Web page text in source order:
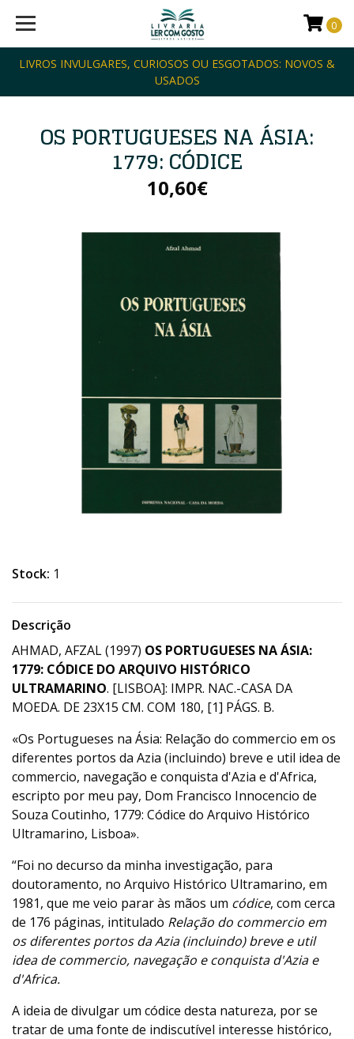
LIVROS INVULGARES, CURIOSOS OU ESGOTADOS: NOVOS &
USADOS
0
OS PORTUGUESES NA ÁSIA:
1779: CÓDICE
10,60€
Stock: 1
Descrição
AHMAD, AFZAL (1997) OS PORTUGUESES NA ÁSIA:
1779: CÓDICE DO ARQUIVO HISTÓRICO
ULTRAMARINO. [LISBOA]: IMPR. NAC.-CASA DA
MOEDA. DE 23X15 CM. COM 180, [1] PÁGS. B.
«Os Portugueses na Ásia: Relação do commercio em os
diferentes portos da Azia (incluindo) breve e util idea de
commercio, navegação e conquista d'Azia e d'Africa,
escripto por meu pay, Dom Francisco Innocencio de
Souza Coutinho, 1779: Códice do Arquivo Histórico
Ultramarino, Lisboa».
“Foi no decurso da minha investigação, para
doutoramento, no Arquivo Histórico Ultramarino, em
1981, que me veio parar às mãos um códice, com cerca
de 176 páginas, intitulado Relação do commercio em
os diferentes portos da Azia (incluindo) breve e util
idea de commercio, navegação e conquista d'Azia e
d'Africa.
A ideia de divulgar um códice desta natureza, por se
tratar de uma fonte de indiscutível interesse histórico,